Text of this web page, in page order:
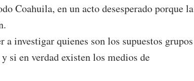
Coahuila, en un acto desesperado porque la
investigar quienes son los supuestos grupos
si en verdad existen los medios de